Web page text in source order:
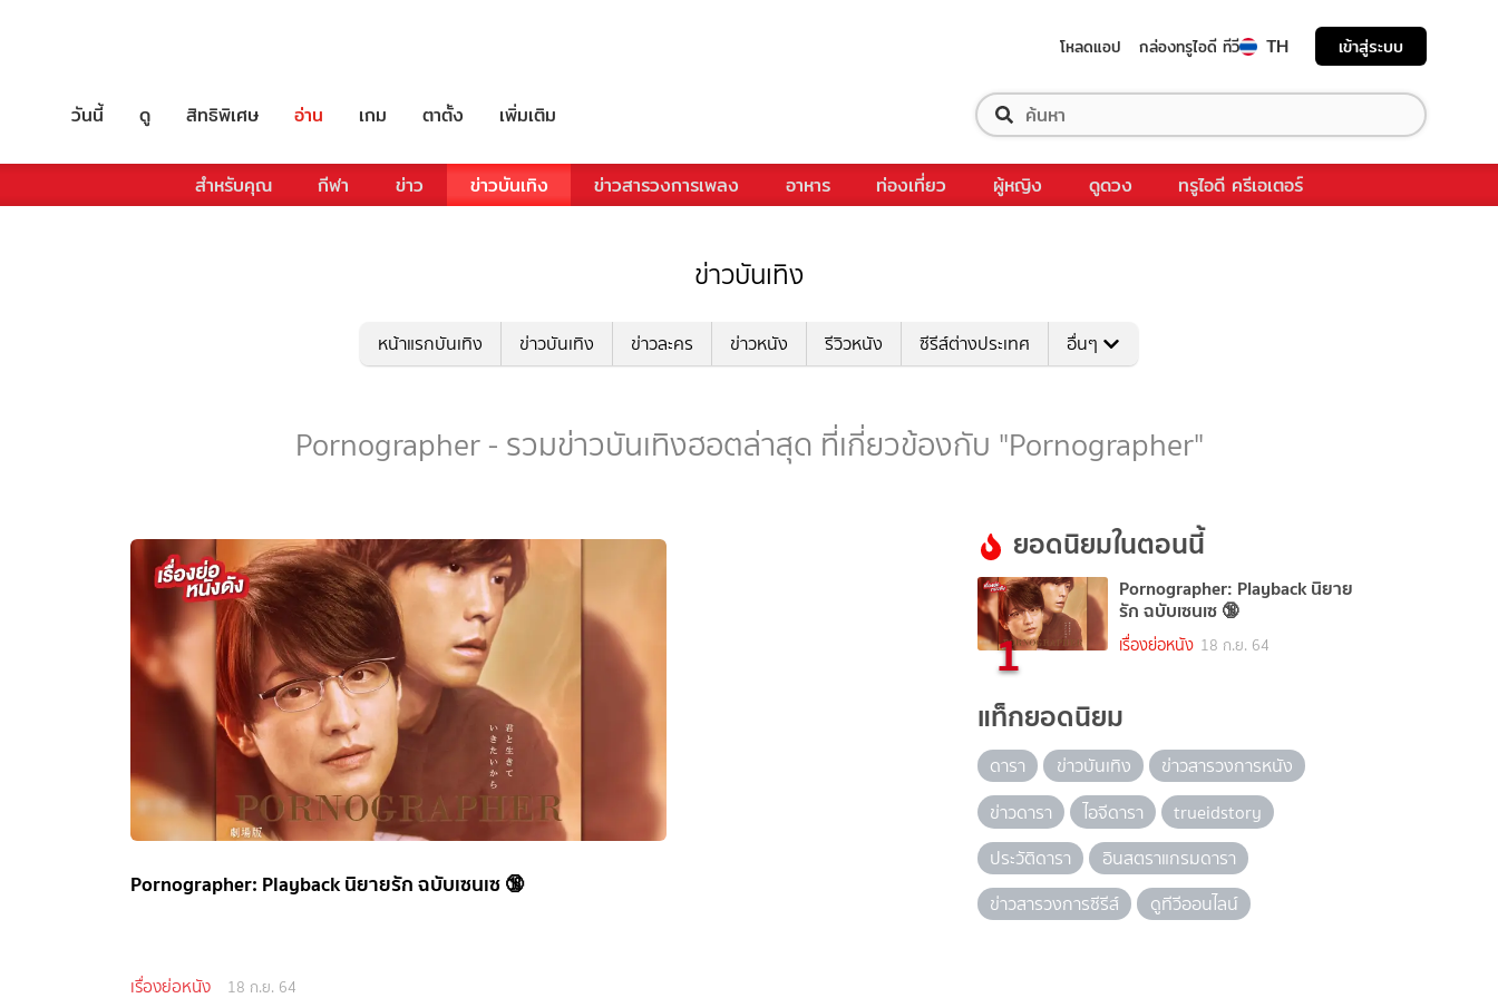
โหลดแอป กล่องทรูไอดี ทีวี TH เข้าสู่ระบบ
วันนี้ ดู สิทธิพิเศษ อ่าน เกม ตาตั้ง เพิ่มเติม
สำหรับคุณ กีฬา ข่าว ข่าวบันเทิง ข่าวสารวงการเพลง อาหาร ท่องเที่ยว ผู้หญิง ดูดวง ทรูไอดี ครีเอเตอร์
ข่าวบันเทิง
หน้าแรกบันเทิง ข่าวบันเทิง ข่าวละคร ข่าวหนัง รีวิวหนัง ซีรีส์ต่างประเทศ อื่นๆ
Pornographer - รวมข่าวบันเทิงฮอตล่าสุด ที่เกี่ยวข้องกับ "Pornographer"
Pornographer: Playback นิยายรัก ฉบับเซนเซ 🔞
เรื่องย่อหนัง 18 ก.ย. 64
ยอดนิยมในตอนนี้
1
Pornographer: Playback นิยาย
รัก ฉบับเซนเซ 🔞
เรื่องย่อหนัง 18 ก.ย. 64
แท็กยอดนิยม
ดารา ข่าวบันเทิง
ข่าวสารวงการหนัง
ข่าวดารา
ไอจีดารา
trueidstory
ประวัติดารา
อินสตราแกรมดารา
ข่าวสารวงการซีรีส์
ดูทีวีออนไลน์